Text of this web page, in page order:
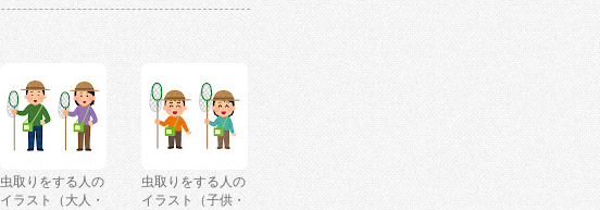
虫取りをする人の
イラスト（大人・
虫取りをする人の
イラスト（子供・